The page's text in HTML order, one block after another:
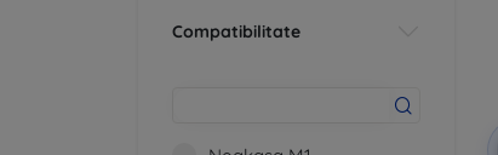
Compatibilitate